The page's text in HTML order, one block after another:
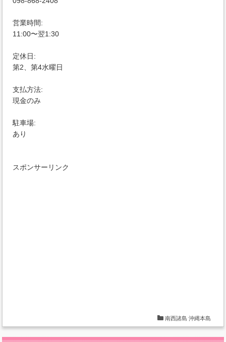
営業時間:
11:00〜翌1:30
定休日:
第2、第4水曜日
支払方法:
現金のみ
駐車場:
あり
スポンサーリンク
南西諸島 沖縄本島